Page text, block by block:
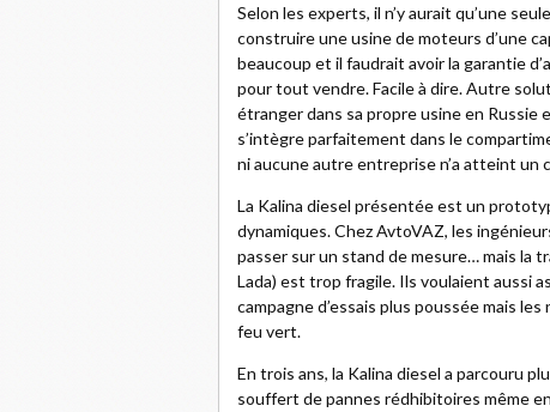
Selon les experts, il n’y aurait qu’une
construire une usine de moteurs d’une
beaucoup et il faudrait avoir la garantie
pour tout vendre. Facile à dire. Autre
étranger dans sa propre usine en Russie
s’intègre parfaitement dans le
ni aucune autre entreprise n’a atteint un
La Kalina diesel présentée est un
dynamiques. Chez AvtoVAZ, les
passer sur un stand de mesure… mais la
Lada) est trop fragile. Ils voulaient aussi
campagne d’essais plus poussée mais
feu vert.
En trois ans, la Kalina diesel a parcouru
souffert de pannes rédhibitoires même